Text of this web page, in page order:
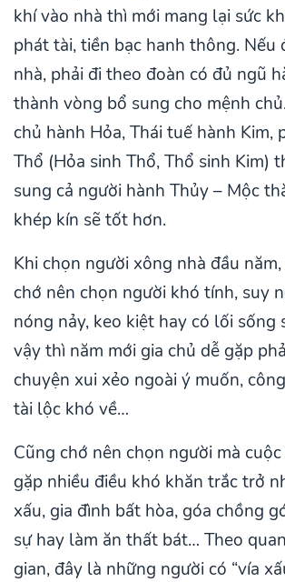
khí vào nhà thì mới mang lại sức
phát tài, tiền bạc hanh thông. Nếu
nhà, phải đi theo đoàn có đủ ngũ
thành vòng bổ sung cho mệnh
chủ hành Hỏa, Thái tuế hành Kim,
Thổ (Hỏa sinh Thổ, Thổ sinh Kim)
sung cả người hành Thủy – Mộc
khép kín sẽ tốt hơn.
Khi chọn người xông nhà đầu
chớ nên chọn người khó tính, suy
nóng nảy, keo kiệt hay có lối sống
vậy thì năm mới gia chủ dễ gặp
chuyện xui xẻo ngoài ý muốn,
tài lộc khó về…
Cũng chớ nên chọn người mà
gặp nhiều điều khó khăn trắc trở
xấu, gia đình bất hòa, góa chồng
sự hay làm ăn thất bát… Theo
gian, đây là những người có “vía